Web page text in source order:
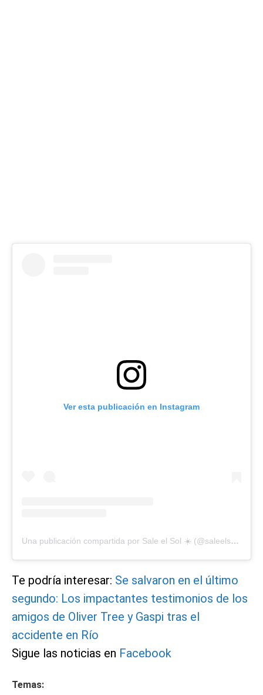
Ver esta publicación en Instagram
Una publicación compartida por Sale el Sol ☀️ (@saleelsoltv)
Te podría interesar: Se salvaron en el último
segundo: Los impactantes testimonios de los
amigos de Oliver Tree y Gaspi tras el
accidente en Río
Sigue las noticias en Facebook
Temas: